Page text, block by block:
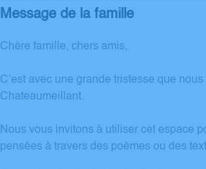
Message de la famille
Chère famille, chers amis,
C’est avec une grande tristesse que
Chateaumeillant.
Nous vous invitons à utiliser cet espace
pensées à travers des poèmes ou des